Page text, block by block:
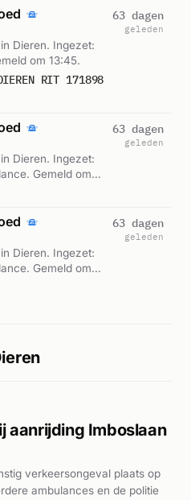
Dieren. Ingezet:
om 13:45.
RIT 171898
63 dagen
geleden
Dieren. Ingezet:
Gemeld om
63 dagen
geleden
Dieren. Ingezet:
Gemeld om
63 dagen
geleden
aanrijding Imboslaan
verkeersongeval plaats op
ambulances en de politie